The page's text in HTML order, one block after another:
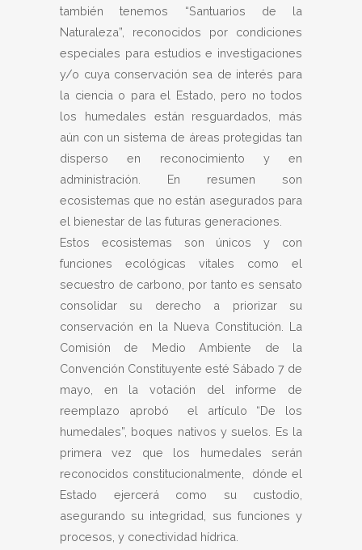
también tenemos “Santuarios de la
Naturaleza”, reconocidos por condiciones
especiales para estudios e investigaciones
y/o cuya conservación sea de interés para
la ciencia o para el Estado, pero no todos
los humedales están resguardados, más
aún con un sistema de áreas protegidas tan
disperso en reconocimiento y en
administración. En resumen son
ecosistemas que no están asegurados para
el bienestar de las futuras generaciones.
Estos ecosistemas son únicos y con
funciones ecológicas vitales como el
secuestro de carbono, por tanto es sensato
consolidar su derecho a priorizar su
conservación en la Nueva Constitución. La
Comisión de Medio Ambiente de la
Convención Constituyente esté Sábado 7 de
mayo, en la votación del informe de
reemplazo aprobó el artículo “De los
humedales”, boques nativos y suelos. Es la
primera vez que los humedales serán
reconocidos constitucionalmente, dónde el
Estado ejercerá como su custodio,
asegurando su integridad, sus funciones y
procesos, y conectividad hídrica.